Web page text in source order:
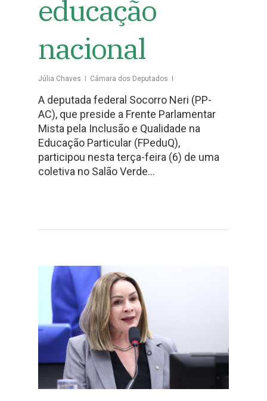
educação
nacional
Júlia Chaves Câmara dos Deputados
A deputada federal Socorro Neri (PP-
AC), que preside a Frente Parlamentar
Mista pela Inclusão e Qualidade na
Educação Particular (FPeduQ),
participou nesta terça-feira (6) de uma
coletiva no Salão Verde…